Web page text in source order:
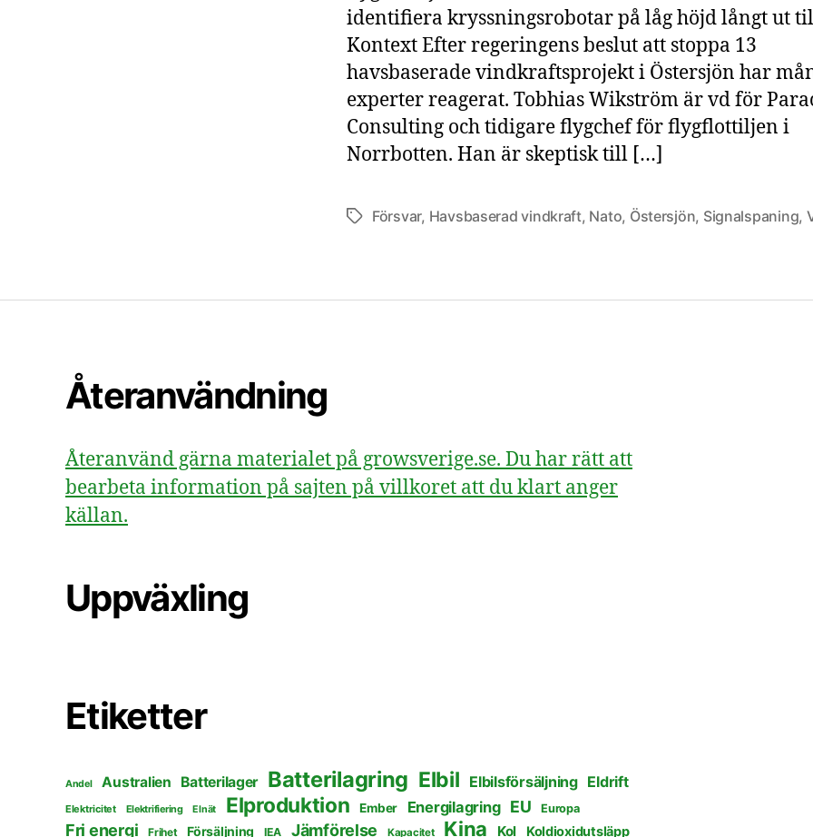
identifiera kryssningsrobotar på låg höjd långt ut
Kontext Efter regeringens beslut att stoppa 13
havsbaserade vindkraftsprojekt i Östersjön har
experter reagerat. Tobhias Wikström är vd för
Consulting och tidigare flygchef för flygflottiljen i
Norrbotten. Han är skeptisk till […]
Etiketter
Försvar, Havsbaserad vindkraft, Nato, Östersjön, Signalspaning,
Återanvändning
Återanvänd gärna materialet på growsverige.se. Du har rätt att
bearbeta information på sajten på villkoret att du klart anger
källan.
Uppväxling
Etiketter
Andel Australien Batterilager Batterilagring Elbil Elbilsförsäljning Eldrift
Elektricitet Elektrifiering Elnät Elproduktion Ember Energilagring EU Europa
Fri energi Frihet Försäljning IEA Jämförelse Kapacitet Kina Kol Koldioxidutsläpp